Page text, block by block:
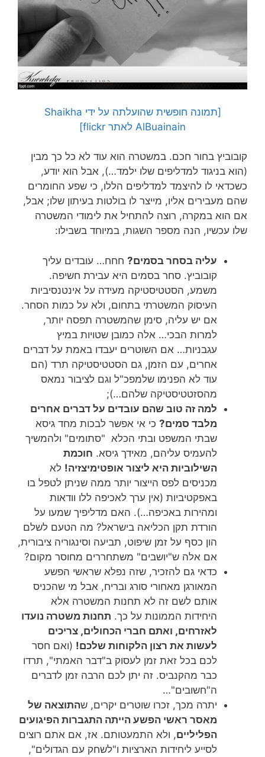
[תמונה חופשית שהועלתה על ידי Shaikha
AlBuainain לאתר flickr]
קובוביץ בחור חכם. במשטרה הוא עוד לא כל כך מבין
(הוא בניגוד למדליפים שלו ילמד…), אבל הוא יודע,
כשכדאי לו להיצמד למדליפים הללו, כי שפע החומרים
שהם מעבירים אליו, מייצר לו בולטות בעיתון שלו; אבל,
אם הוא במקרה, רוצה להתחיל את לימודי המשטרה
שלו עכשיו, הנה מספר השגות, במיוחד בשבילו:
עליה בסחר בסמים? חחח… עובדים עליך
קובוביץ. סחר בסמים היא עבירת חשיפה.
משמע, הסטטיסטיקה מעידה על אינטנסיביות
העיסוק המשטרתי בתחום, ולא על כמות הסחר.
אם יש עליה, סימן שהמשטרה תפסה יותר,
למרות הבכי… אלה כמובן שטויות במיץ
עגבניות… אם השוטרים יעבדו באמת על דברים
אחרים, עם הזמן, גם הסטטיסטיקה תרד (הם
עוד לא הפנימו שלמפכ"ל וגם לציבור נמאס
מהסזטטיסטיקה שלהם…);
למה זה טוב שהם עובדים על דברים אחרים
מלבד סמים? כי אי אפשר לבכות מחד גיסא
שבתי המשפט ובתי הכלא "סתומים" ולהמשיך
להעמיס עליהם, מאידך גיסא. חוכמת
השילוביות היא ליצור אופטימיצזיה! לא
מכניסים לפס הייצור יותר ממה שניתן לטפל בו
באפקטיביות (אין ערך לאכיפה ללו וודאות
ומהירות באכיפה…). האם מדליפיך שמעו על
הורדת תקן הכליאה בישראל? מה הטעם לשלם
הון כסף על זמן שיפוט, תביעה וסינגוריה ציבורית,
אם אלה ש"יושבים" משתחררים מחוסר מקום?
כדאי גם להזכיר, שזה נפלא שראשי הפשע
המאורגן מאחורי סורג ובריח, אבל מי שהכניס
אותם לשם זה לא תחנות המשטרה אלא
היחידות הממונות על כך. תחנות משטרה נועדו
לאזרחים, ואתם חברי הכחולים, צריכים
לעשות את רצון הלקוחות שלכם! (ואם חסר
לכם בכל זאת זמן לעסוק ב"דבר האמתי", תרדו
כבר מהקנביס. זה יתן לכם הרבה זמן לדברים
ה"חשובים"…
יתרה מכך, זכרו שוטרים יקרים, שהתוצאה של
מאסר ראשי הפשע הייתה התגברות הפיגועים
הפליליים, ולא התמעטותם. אז, אם אתם רוצים
לסייע ליחידות הארציות ו"לשחק עם הגדולים",